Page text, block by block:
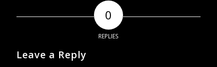
0
REPLIES
Leave a Reply